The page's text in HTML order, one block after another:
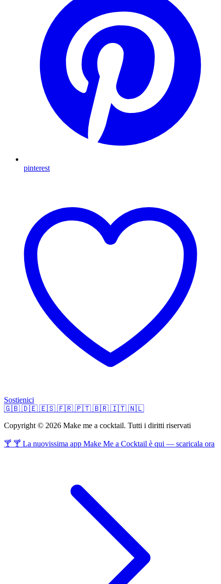
pinterest
Sostienici
🇬🇧 🇩🇪 🇪🇸 🇫🇷 🇵🇹 🇧🇷 🇮🇹 🇳🇱
Copyright © 2026 Make me a cocktail. Tutti i diritti riservati
🍸 🍸 La nuovissima app Make Me a Cocktail è qui — scaricala ora